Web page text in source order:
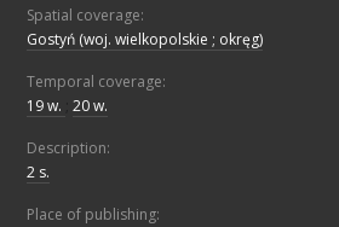
Spatial coverage:
Gostyń (woj. wielkopolskie ; okręg)
Temporal coverage:
19 w. 20 w.
Description:
2 s.
Place of publishing: